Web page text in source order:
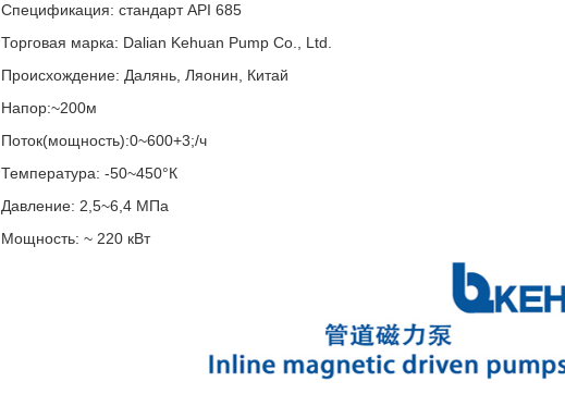
Спецификация: стандарт API 685
Торговая марка: Dalian Kehuan Pump Co., Ltd.
Происхождение: Далянь, Ляонин, Китай
Напор:~200м
Поток(мощность):0~600+3;/ч
Температура: -50~450°К
Давление: 2,5~6,4 МПа
Мощность: ~ 220 кВт